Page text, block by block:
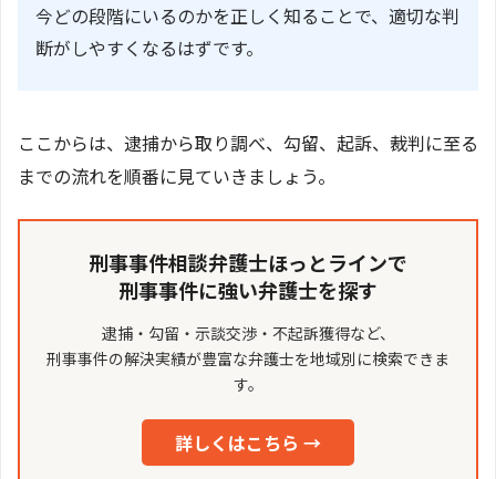
今どの段階にいるのかを正しく知ることで、適切な判
断がしやすくなるはずです。
ここからは、逮捕から取り調べ、勾留、起訴、裁判に至る
までの流れを順番に見ていきましょう。
刑事事件相談弁護士ほっとラインで
刑事事件に強い弁護士を探す
逮捕・勾留・示談交渉・不起訴獲得など、
刑事事件の解決実績が豊富な弁護士を地域別に検索できま
す。
詳しくはこちら →